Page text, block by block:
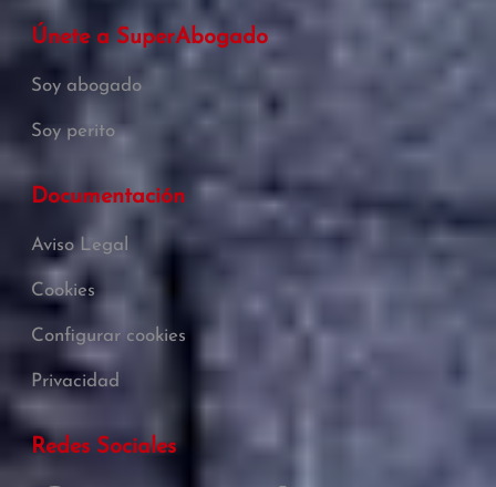
Únete a SuperAbogado
Soy abogado
Soy perito
Documentación
Aviso Legal
Cookies
Configurar cookies
Privacidad
Redes Sociales